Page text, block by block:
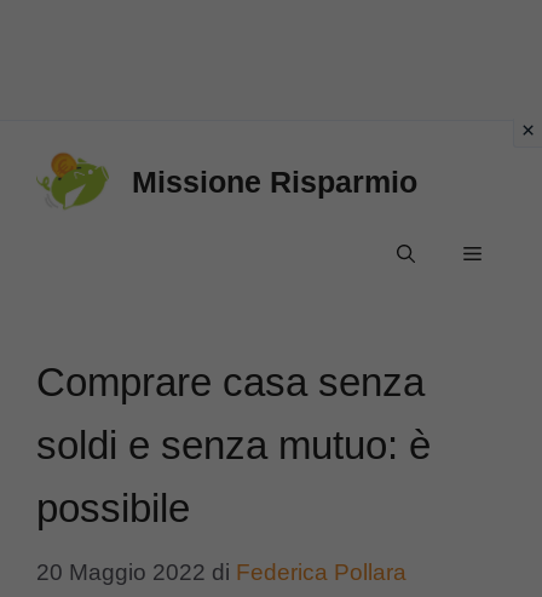
Missione Risparmio
Menu
Comprare casa senza
soldi e senza mutuo: è
possibile
20 Maggio 2022 di Federica Pollara